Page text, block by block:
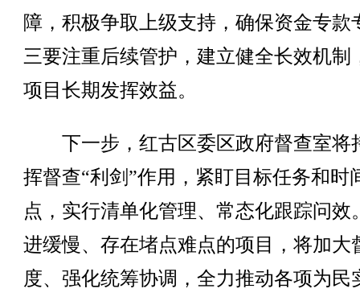
障，积极争取上级支持，确保资金专款
三要注重后续管护，建立健全长效机制
项目长期发挥效益。
下一步，红古区委区政府督查室将
挥督查“利剑”作用，紧盯目标任务和时
点，实行清单化管理、常态化跟踪问效
进缓慢、存在堵点难点的项目，将加大
度、强化统筹协调，全力推动各项为民